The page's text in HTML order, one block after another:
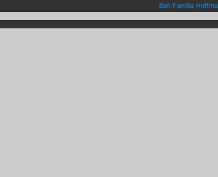
Bari Familia